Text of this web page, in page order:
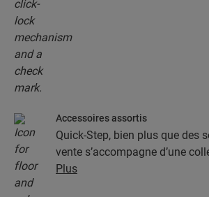
Accessoires assortis
Quick-Step, bien plus que des
vente s’accompagne d’une
d’accessoires, parmi lesquels
Plus